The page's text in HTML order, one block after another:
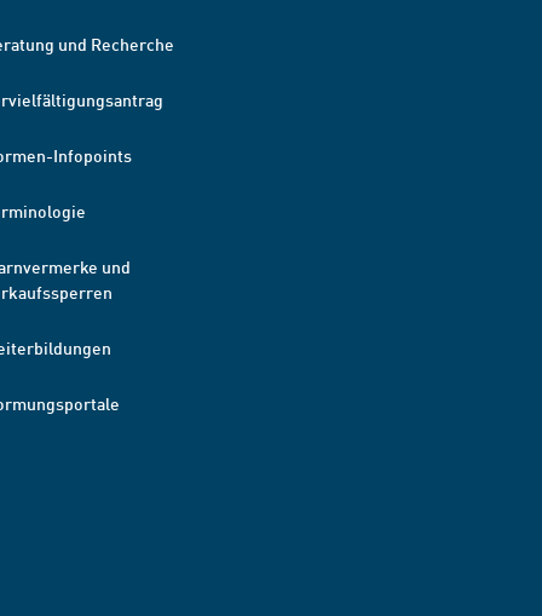
und Recherche
Infopoints
und